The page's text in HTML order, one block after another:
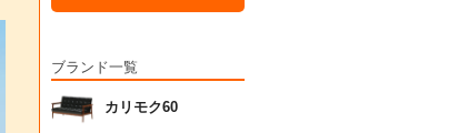
ブランド一覧
カリモク60